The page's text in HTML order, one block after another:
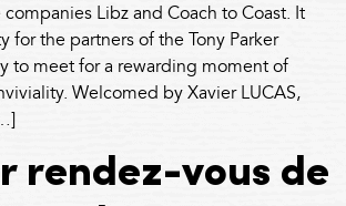
Libz and Coach to Coast. It
for the partners of the Tony Parker
to meet for a rewarding moment of
Welcomed by Xavier LUCAS,
rendez-vous de